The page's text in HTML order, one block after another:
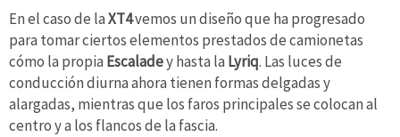
En el caso de laXT4vemos un diseño que ha progresado
para tomar ciertos elementos prestados de camionetas
cómo la propia Escaladey hasta la Lyriq. Las luces de
conducción diurna ahora tienen formas delgadas y
alargadas, mientras que los faros principales se colocan al
centro y a los flancos de la fascia.